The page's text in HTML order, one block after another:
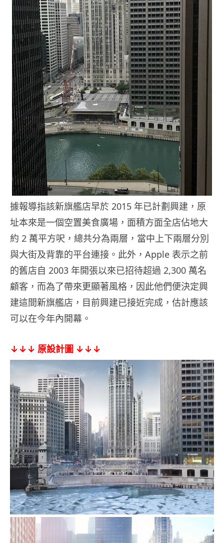
據報導指該新旗艦店早於 2015 年已計劃興建，原
址本來是一個空置美食廣場，面積方面全店佔地大
約 2 萬平方呎，總共分為兩層，當中上下兩層分別
與大街及背靠的平台連接。此外，Apple 表示之前
的舊店自 2003 年開張以來已招待超過 2,300 萬名
顧客，而為了帶來更顯著風格，因此他們便決定興
建這間新旗艦店，目前興建已接近完成，估計應該
可以在今年內開幕。
↓↓↓ 原設計圖 ↓↓↓